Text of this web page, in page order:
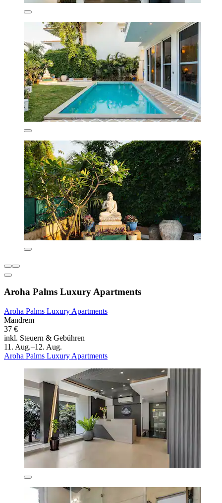
Aroha Palms Luxury Apartments
Aroha Palms Luxury Apartments
Mandrem
37 €
inkl. Steuern & Gebühren
11. Aug.–12. Aug.
Aroha Palms Luxury Apartments